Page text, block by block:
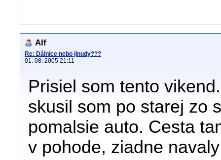
Alf
Re: Dálnice nebo jinudy???
01. 08. 2005 21:11
Prisiel som tento
skusil som po starej zo
pomalsie auto. Cesta
v pohode, ziadne